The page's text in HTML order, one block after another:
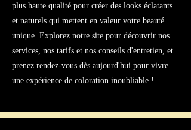
plus haute qualité pour créer des looks éclatants
et naturels qui mettent en valeur votre beauté
unique. Explorez notre site pour découvrir nos
services, nos tarifs et nos conseils d'entretien, et
prenez rendez-vous dès aujourd'hui pour vivre
une expérience de coloration inoubliable !